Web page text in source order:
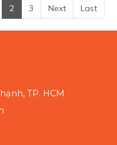
2 3 Next Last
TP. HCM